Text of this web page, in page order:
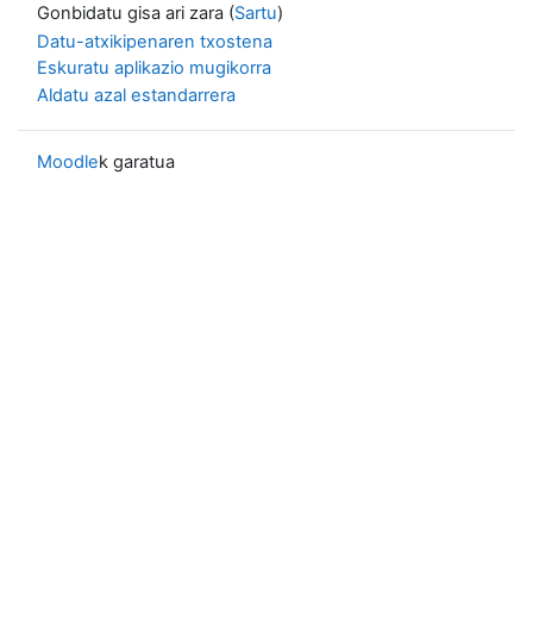
Gonbidatu gisa ari zara (Sartu)
Datu-atxikipenaren txostena
Eskuratu aplikazio mugikorra
Aldatu azal estandarrera
Moodlek garatua